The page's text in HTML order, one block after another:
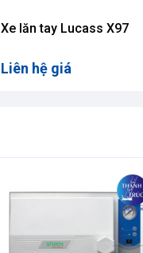
Xe lăn tay Lucass X97
Liên hệ giá